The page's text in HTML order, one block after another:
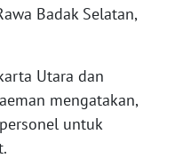
Badak Selatan,
Utara dan
mengatakan,
untuk